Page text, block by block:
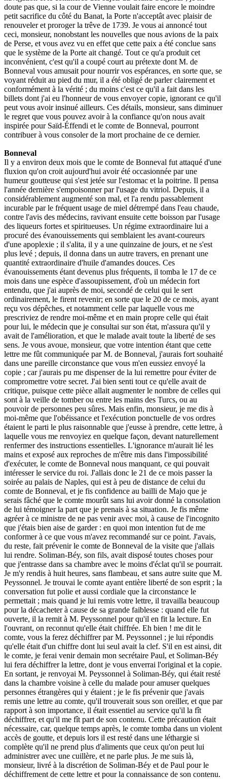
doute pas que, si la cour de Vienne voulait faire encore le moindre
petit sacrifice du côté du Banat, la Porte n'acceptât avec plaisir de
renouveler et proroger la trêve de 1739. Je vous ai annoncé tout
ceci, monsieur, nonobstant les nouvelles que nous avions de la paix
de Perse, et vous avez vu en effet que cette paix a été conclue sans
que le système de la Porte ait changé. Tout ce qu'a produit cet
inconvénient, c'est qu'il a coupé court au prétexte dont M. de
Bonneval vous amusait pour nourrir vos espérances, en sorte que, se
voyant réduit au pied du mur, il a été obligé de parler clairement et
conformément à la vérité ; du moins c'est ce qu'il a fait dans les
billets dont j'ai eu l'honneur de vous envoyer copie, ignorant ce qu'il
peut vous avoir insinué ailleurs. Ces détails, monsieur, sans diminuer
le regret que vous pouvez avoir à la confiance qu'on nous avait
inspirée pour Saïd-Éffendi et le comte de Bonneval, pourront
contribuer à vous consoler de la mort prochaine de ce dernier.
Bonneval
Il y a environ deux mois que le comte de Bonneval fut attaqué d'une
fluxion qu'on croit aujourd'hui avoir été occasionnée par une
humeur goutteuse qui s'est jetée sur l'estomac et la poitrine. Il pensa
l'année dernière s'empoisonner par l'usage du vitriol. Depuis, il a
considérablement augmenté son mal, et l'a rendu passablement
incurable par le fréquent usage de miel détrempé dans l'eau chaude,
contre l'avis des médecins, ravivant ensuite cette boisson par l'usage
des liqueurs fortes et spiritueuses. Un régime extraordinaire lui a
procuré des évanouissements qui semblaient les avant-coureurs
d'une apoplexie ; il s'alita, il y a une quinzaine de jours, et ne s'est
plus levé ; depuis, il donna dans un autre travers, en prenant une
quantité extraordinaire d'huile d'amandes douces. Ces
évanouissements étant devenus plus fréquents, il tomba le 17 de ce
mois dans une espèce d'assoupissement, d'où un médecin fort
entendu, que j'ai auprès de moi, secondé de celui qui le sert
ordinairement, le firent revenir; en sorte que le 20 de ce mois, ayant
reçu vos dépêches, et notamment celle par laquelle vous me
prescriviez de rendre moi-même et en main propre celle qui était
pour lui, le médecin que je consultai sur son état, m'assura qu'il y
avait de l'amélioration, et que le malade avait toute la liberté de ses
sens. Je vous avoue, monsieur, que votre intention étant que cette
lettre me fût communiquée par M. de Bonneval, j'aurais fort souhaité
dans une pareille circonstance que vous m'en eussiez envoyé la
copie ; car j'aurais pu me dispenser de la lui remettre pour éviter de
compromettre votre secret. J'ai bien senti tout ce qu'elle avait de
critique, puisque cette pièce allait augmenter le nombre de celles qui
sont à la veille de tomber ou entre les mains des Turcs, ou au
pouvoir de personnes peu sûres. Mais enfin, monsieur, je me dis à
moi-même que l'obéissance et l'exécution ponctuelle de vos ordres
étaient le parti le plus raisonnable que j'eusse à prendre, cette lettre, à
laquelle vous me renvoyiez en quelque façon, devant naturellement
renfermer des instructions essentielles. L'ignorance m'aurait lié les
mains et exposé aux reproches de m'être mis dans l'impossibilité
d'exécuter, le comte de Bonneval nous manquant, ce qui pouvait
intéresser le service du roi. J'allais donc le 21 de ce mois passer la
soirée au palais de Naples, qui est à peu de distance de celui du
comte de Bonneval, et je fis confidence au bailli de Majo que je
serais fâché que le comte mourût sans lui avoir donné la consolation
de lui témoigner la part que je prenais à sa situation. Je fis même
agréer à ce ministre de ne pas venir avec moi, à cause de l'incognito
que j'étais bien aise de garder : en quoi mon intention fut de me
conformer à ce que vous m'avez recommandé sur ce point. J'avais,
du reste, fait prévenir le comte de Bonneval de la visite que j'allais
lui rendre. Soliman-Béy, son fils, avait disposé toutes choses pour
que j'entrasse dans sa chambre avec le moins d'éclat qu'il se pourrait.
Je m'y rendis à huit heures, sans flambeau, et sans autre suite que M.
Peyssonnel. Je trouvai le comte ayant entière liberté de son esprit ; la
conversation fut polie et aussi cordiale que la circonstance le
permettait ; mais quand je lui remis votre lettre, il travailla beaucoup
pour la décacheter à cause de sa grande faiblesse : quand elle fut
ouverte, il la remit à M. Peyssonnel pour qu'il en fit la lecture. En
l'ouvrant, on reconnut qu'elle était chiffrée. Eh bien ! me dit le
comte, vous la ferez déchiffrer par M. Peyssonnel ; je lui répondis
qu'elle était d'un chiffre dont lui seul avait la clef. S'il en est ainsi, dit
le comte, je ferai venir demain mon secrétaire Paul, et Soliman-Béy
lui fera déchiffrer la lettre, dont je vous enverrai l'original et la copie.
En sortant, je renvoyai M. Peyssonnel à Soliman-Béy, qui était resté
dans la chambre voisine à celle du malade pour amuser quelques
personnes étrangères qui y étaient ; je le fis prévenir que j'avais
remis une lettre au comte, qu'il trouverait sous son oreiller, et que par
rapport à son importance, il était essentiel au service qu'il la fît
déchiffrer, et qu'il me fît part de son contenu. Cette précaution était
nécessaire, car, quelque temps après, le comte tomba dans un violent
accès de goutte, et depuis lors il est resté dans une léthargie si
complète qu'il ne prend plus d'aliments que ceux qu'on peut lui
administrer avec une cuillère, et ne parle plus. Je me suis là,
monsieur, livré à la discrétion de Soliman-Béy et de Paul pour le
déchiffrement de cette lettre et pour la connaissance de son contenu.